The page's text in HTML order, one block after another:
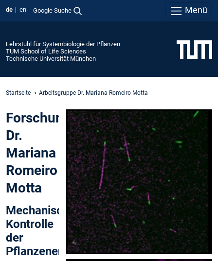
de en Google Suche Menü
Lehrstuhl für Systembiologie der Pflanzen
TUM School of Life Sciences
Technische Universität München
Startseite Arbeitsgruppe Dr. Mariana Romeiro Motta
Forschungsinteressen
Dr.
Mariana
Romeiro
Motta
Mechanische
Kontrolle
der
Pflanzenentwicklung